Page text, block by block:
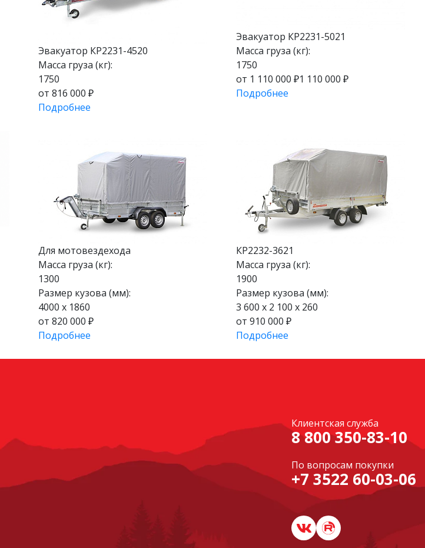
Эвакуатор КР2231-4520
Масса груза (кг):
1750
от 816 000 ₽
Подробнее
Эвакуатор КР2231-5021
Масса груза (кг):
1750
от 1 110 000 ₽1 110 000 ₽
Подробнее
Для мотовездехода
Масса груза (кг):
1300
Размер кузова (мм):
4000 х 1860
от 820 000 ₽
Подробнее
КР2232-3621
Масса груза (кг):
1900
Размер кузова (мм):
3 600 x 2 100 x 260
от 910 000 ₽
Подробнее
Клиентская служба
8 800 350-83-10
По вопросам покупки
+7 3522 60-03-06